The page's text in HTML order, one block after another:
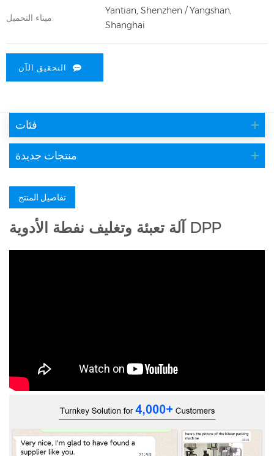
ميناء التحميل:
Yantian, Shenzhen / Yangshan,
Shanghai
التحقيق الآن
فئات
منتجات جديدة
تفاصيل المنتج
آلة تعبئة وتغليف نفطة الأدوية DPP